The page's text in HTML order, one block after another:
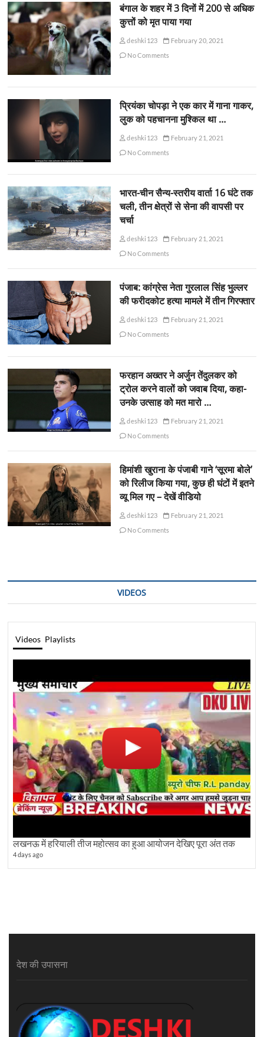
बंगाल के शहर में 3 दिनों में 200 से अधिक
कुत्तों को मृत पाया गया
deshki123
February 20, 2021
No Comments
प्रियंका चोपड़ा ने एक कार में गाना गाकर,
लुक को पहचानना मुश्किल था …
deshki123
February 21, 2021
No Comments
भारत-चीन सैन्य-स्तरीय वार्ता 16 घंटे तक
चली, तीन क्षेत्रों से सेना की वापसी पर
चर्चा
deshki123
February 21, 2021
No Comments
पंजाब: कांग्रेस नेता गुरलाल सिंह भुल्लर
की फरीदकोट हत्या मामले में तीन गिरफ्तार
deshki123
February 21, 2021
No Comments
फरहान अख्तर ने अर्जुन तेंदुलकर को
ट्रोल करने वालों को जवाब दिया, कहा-
उनके उत्साह को मत मारो …
deshki123
February 21, 2021
No Comments
हिमांशी खुराना के पंजाबी गाने ‘सूरमा बोले’
को रिलीज किया गया, कुछ ही घंटों में इतने
व्यू मिल गए – देखें वीडियो
deshki123
February 21, 2021
No Comments
VIDEOS
Videos Playlists
लखनऊ में हरियाली तीज महोत्सव का हुआ आयोजन देखिए पूरा अंत तक
4 days ago
देश की उपासना